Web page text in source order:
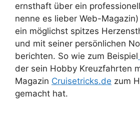
ernsthaft über ein
nenne es lieber Web-
ein möglichst spitzes
und mit seiner persönlichen
berichten. So wie zum Beispiel
der sein Hobby Kreuzfahrten
Magazin Cruisetricks.de zum
gemacht hat.